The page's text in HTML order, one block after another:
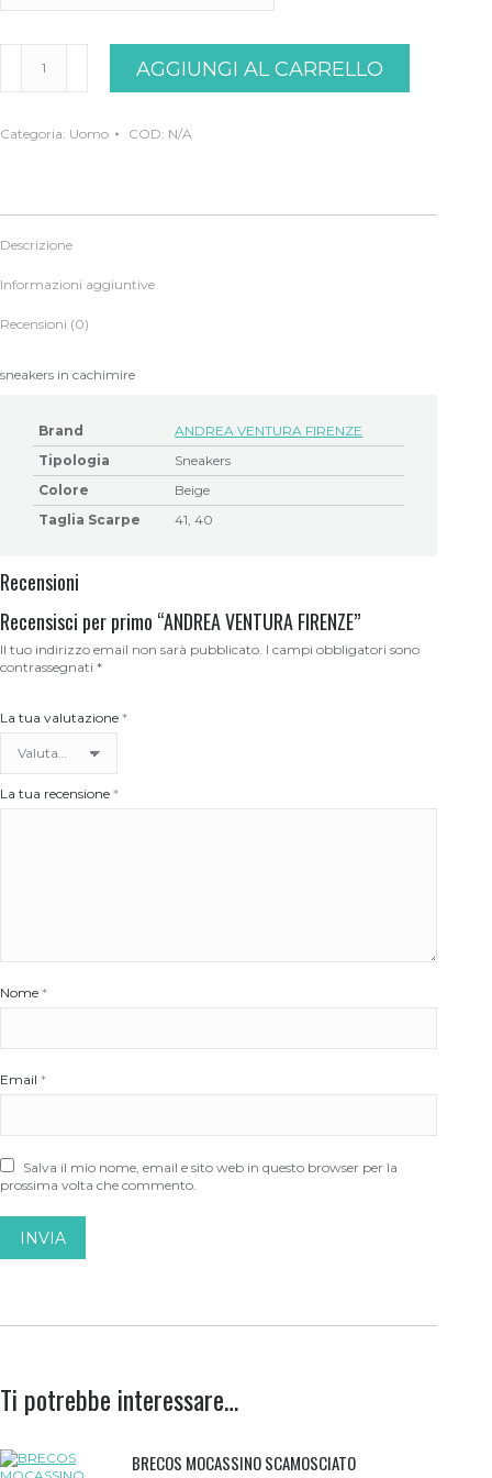
VENTURA
AGGIUNGI AL CARRELLO
Categoria: Uomo COD: N/A
Descrizione
Informazioni aggiuntive
Recensioni (0)
sneakers in cachimire
Brand
ANDREA VENTURA FIRENZE
Tipologia
Sneakers
Colore
Beige
Taglia Scarpe
41, 40
Recensioni
Recensisci per primo “ANDREA VENTURA FIRENZE”
Il tuo indirizzo email non sarà pubblicato. I campi obbligatori sono
contrassegnati *
La tua valutazione *
La tua recensione *
Nome *
Email *
Salva il mio nome, email e sito web in questo browser per la
prossima volta che commento.
Ti potrebbe interessare…
BRECOS MOCASSINO SCAMOSCIATO